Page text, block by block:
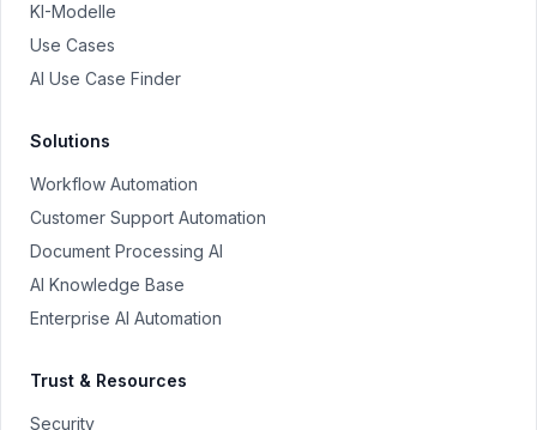
KI-Modelle
Use Cases
AI Use Case Finder
Solutions
Workflow Automation
Customer Support Automation
Document Processing AI
AI Knowledge Base
Enterprise AI Automation
Trust & Resources
Security